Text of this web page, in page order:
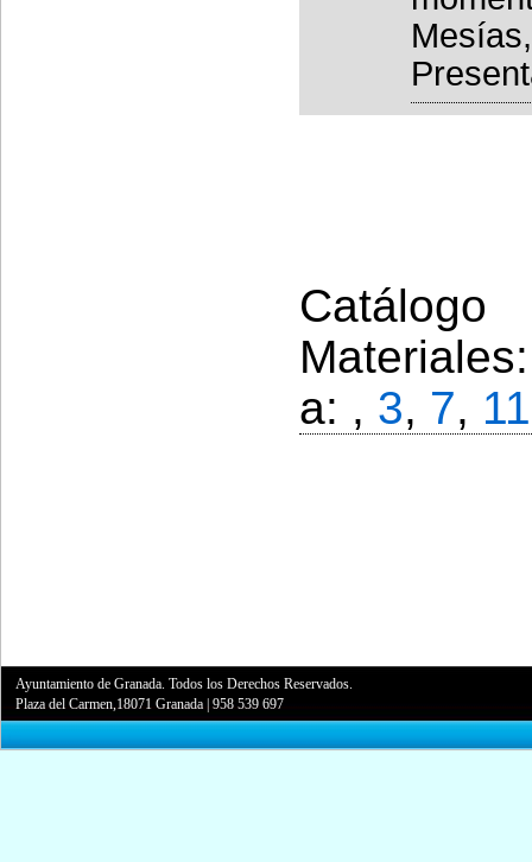
a: , 3, 7, 11
Ayuntamiento de Granada. Todos los Derechos Reservados.
Plaza del Carmen,18071 Granada |958 539 697